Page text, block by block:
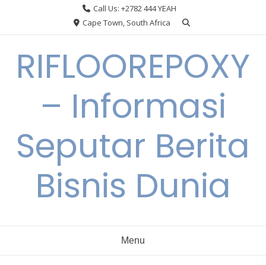
Call Us: +2782 444 YEAH
Cape Town, South Africa
RIFLOOREPOXY
– Informasi
Seputar Berita
Bisnis Dunia
Menu